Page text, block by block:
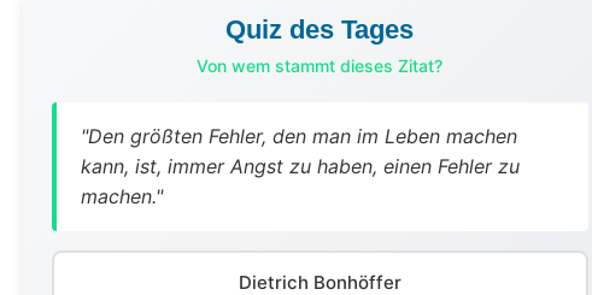
Quiz des Tages
Von wem stammt dieses Zitat?
"Den größten Fehler, den man im Leben machen
kann, ist, immer Angst zu haben, einen Fehler zu
machen."
Dietrich Bonhöffer